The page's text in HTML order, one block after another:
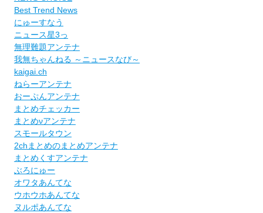
Best Trend News
にゅーすなう
ニュース星3っ
無理難題アンテナ
我無ちゃんねる ～ニュースなび～
kaigai.ch
ねらーアンテナ
おーぷんアンテナ
まとめチェッカー
まとめνアンテナ
スモールタウン
2chまとめのまとめアンテナ
まとめくすアンテナ
ぶろにゅー
オワタあんてな
ウホウホあんてな
ヌルポあんてな